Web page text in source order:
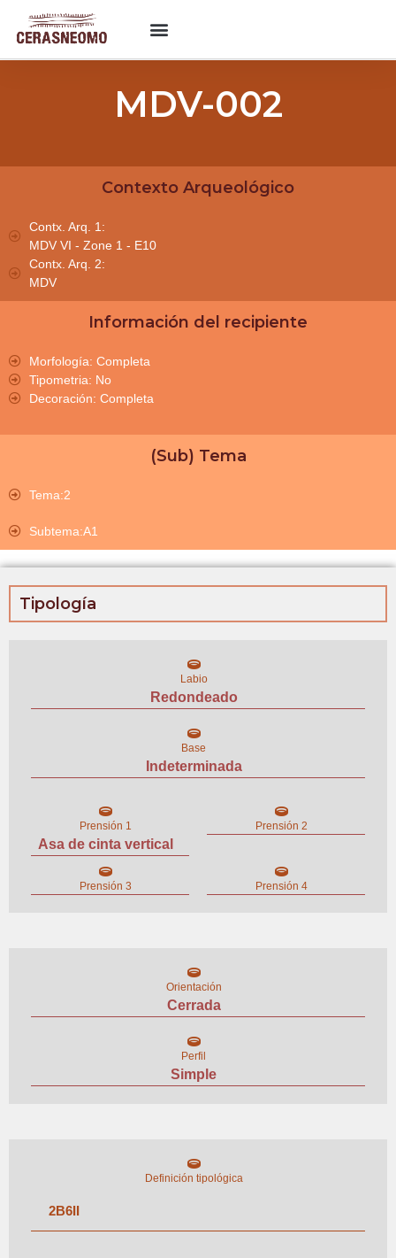
MDV-002
Contexto Arqueológico
Contx. Arq. 1:
MDV VI - Zone 1 - E10
Contx. Arq. 2:
MDV
Información del recipiente
Morfología: Completa
Tipometria: No
Decoración: Completa
(Sub) Tema
Tema:2
Subtema:A1
Tipología
Labio
Redondeado
Base
Indeterminada
Prensión 1
Asa de cinta vertical
Prensión 2
Prensión 3 Prensión 4
Orientación
Cerrada
Perfil
Simple
Definición tipológica
2B6II